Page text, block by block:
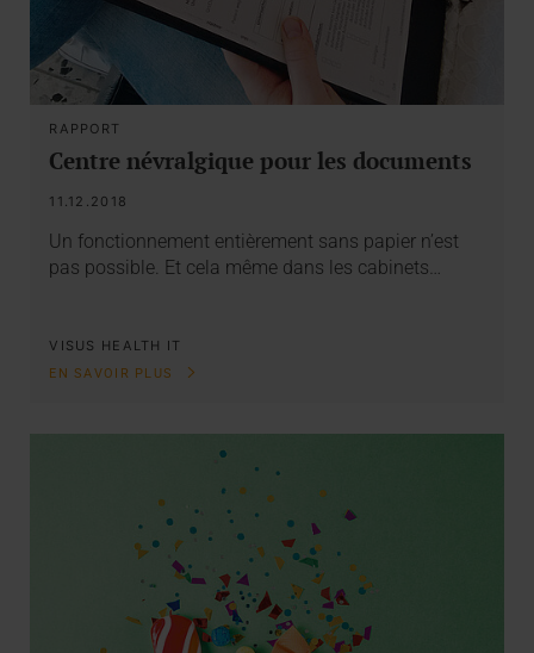
RAPPORT
Centre névralgique pour les documents
11.12.2018
Un fonctionnement entièrement sans papier n’est
pas possible. Et cela même dans les cabinets…
VISUS HEALTH IT
EN SAVOIR PLUS